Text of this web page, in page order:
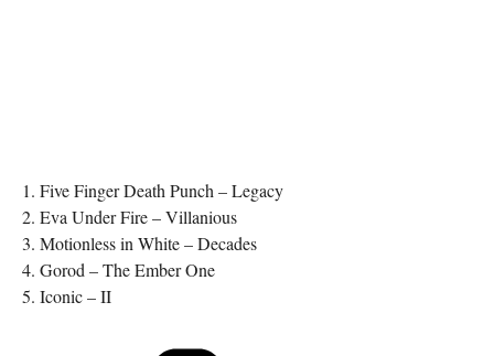
1. Five Finger Death Punch – Legacy
2. Eva Under Fire – Villanious
3. Motionless in White – Decades
4. Gorod – The Ember One
5. Iconic – II